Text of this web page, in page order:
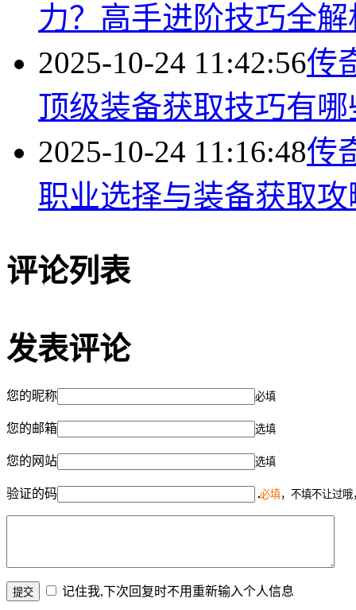
力？高手进阶技巧全解
2025-10-24 11:42:56传
顶级装备获取技巧有哪
2025-10-24 11:16:48传
职业选择与装备获取攻
评论列表
发表评论
您的昵称 必填
您的邮箱 选填
您的网站 选填
验证的码 必填，不填不让过
记住我,下次回复时不用重新输入个人信息